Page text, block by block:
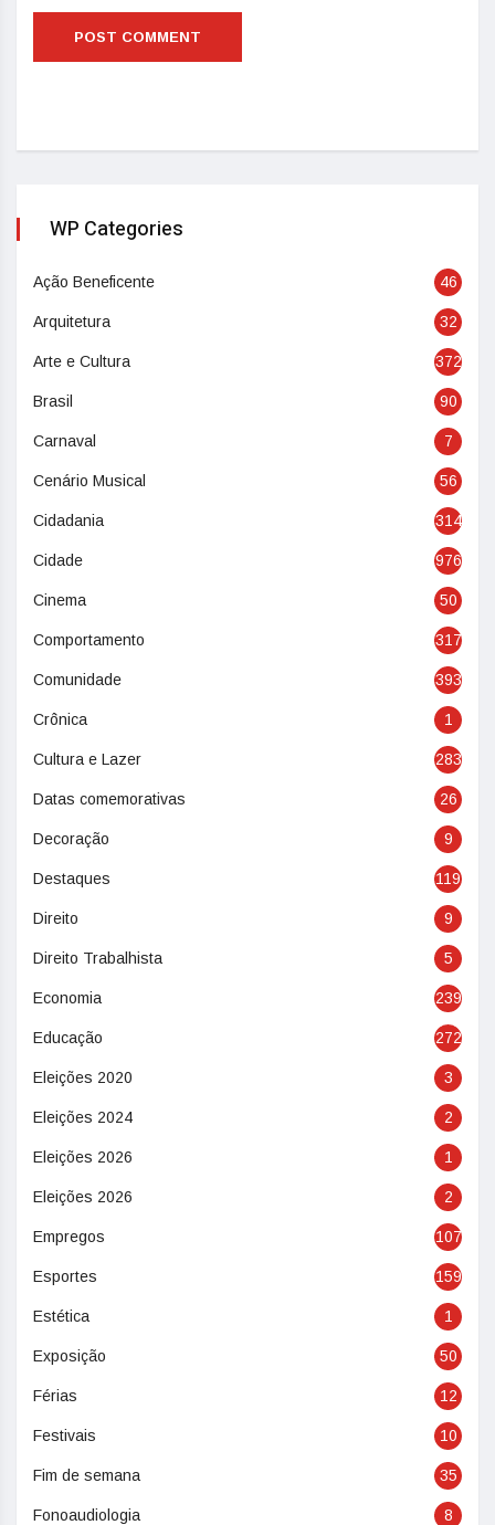
WP Categories
Ação Beneficente 46
Arquitetura 32
Arte e Cultura 372
Brasil 90
Carnaval 7
Cenário Musical 56
Cidadania 314
Cidade 976
Cinema 50
Comportamento 317
Comunidade 393
Crônica 1
Cultura e Lazer 283
Datas comemorativas 26
Decoração 9
Destaques 119
Direito 9
Direito Trabalhista 5
Economia 239
Educação 272
Eleições 2020 3
Eleições 2024 2
Eleições 2026 1
Eleições 2026 2
Empregos 107
Esportes 159
Estética 1
Exposição 50
Férias 12
Festivais 10
Fim de semana 35
Fonoaudiologia 8